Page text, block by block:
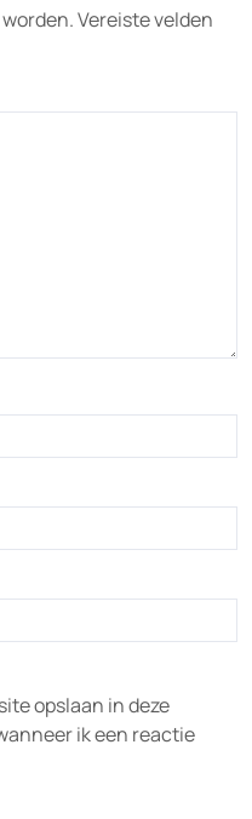
Vereiste velden
opslaan in deze
ik een reactie